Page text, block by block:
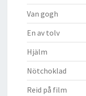
Van gogh
En av tolv
Hjälm
Nötchoklad
Reid på film